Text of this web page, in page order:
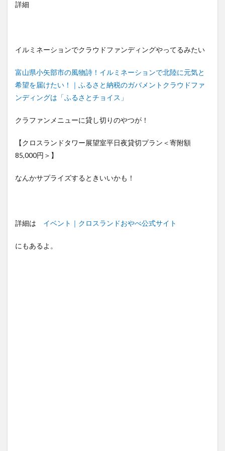
詳細
イルミネーションでクラウドファンディングやってるみたい
富山県小矢部市の風物詩！イルミネーションで北陸に元気と
希望を届けたい！｜ふるさと納税のガバメントクラウドファ
ンディングは「ふるさとチョイス」
クラファンメニューに貸し切りのやつが！
【クロスランドタワー展望室平日夜貸切プラン＜寄附額
85,000円＞】
なんかサプライズするときいいかも！
詳細は イベント｜クロスランドおやべ公式サイト
にもあるよ。